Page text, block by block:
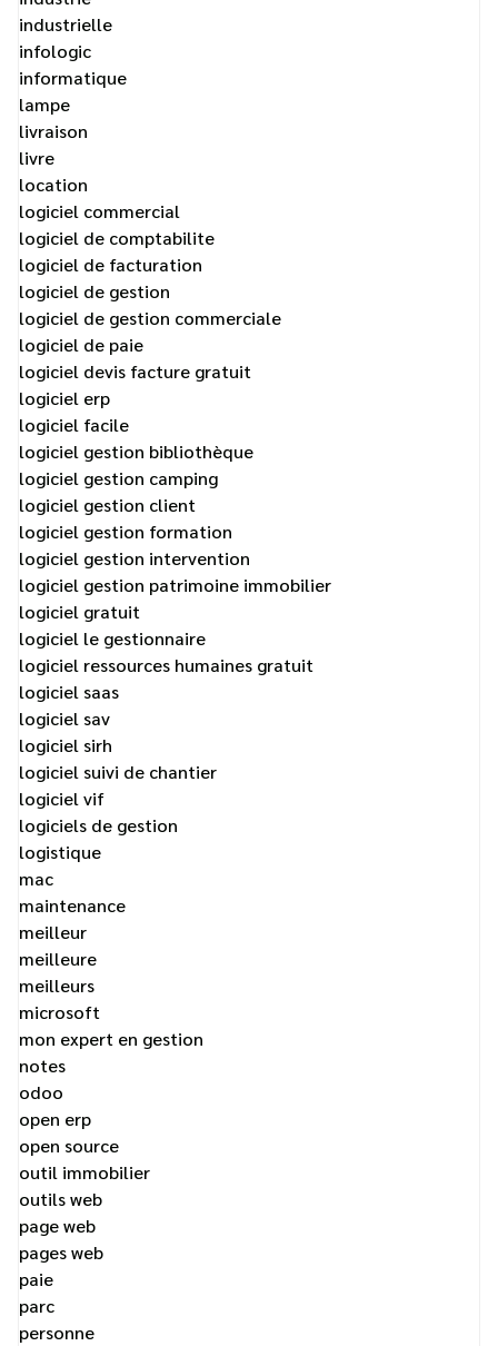
industrielle
infologic
informatique
lampe
livraison
livre
location
logiciel commercial
logiciel de comptabilite
logiciel de facturation
logiciel de gestion
logiciel de gestion commerciale
logiciel de paie
logiciel devis facture gratuit
logiciel erp
logiciel facile
logiciel gestion bibliothèque
logiciel gestion camping
logiciel gestion client
logiciel gestion formation
logiciel gestion intervention
logiciel gestion patrimoine immobilier
logiciel gratuit
logiciel le gestionnaire
logiciel ressources humaines gratuit
logiciel saas
logiciel sav
logiciel sirh
logiciel suivi de chantier
logiciel vif
logiciels de gestion
logistique
mac
maintenance
meilleur
meilleure
meilleurs
microsoft
mon expert en gestion
notes
odoo
open erp
open source
outil immobilier
outils web
page web
pages web
paie
parc
personne